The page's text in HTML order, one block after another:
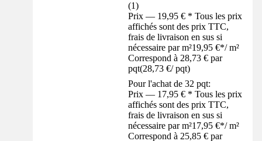
(1)
Prix — 19,95 € * Tous les prix
affichés sont des prix TTC,
frais de livraison en sus si
nécessaire par m²19,95 €*/ m²
Correspond à 28,73 € par
pqt(28,73 €/ pqt)
Pour l'achat de 32 pqt:
Prix — 17,95 € * Tous les prix
affichés sont des prix TTC,
frais de livraison en sus si
nécessaire par m²17,95 €*/ m²
Correspond à 25,85 € par